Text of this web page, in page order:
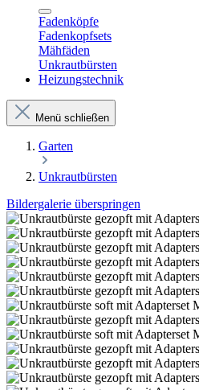
Fadenköpfe
Fadenkopfsets
Mähfäden
Unkrautbürsten
Heizungstechnik
Menü schließen
Garten
Unkrautbürsten
Bildergalerie überspringen